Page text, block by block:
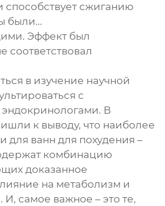
способствует сжиганию
были…
Эффект был
в изучение научной
с
В
к выводу, что наиболее
для ванн для похудения –
комбинацию
доказанное
на метаболизм и
самое важное – это те,